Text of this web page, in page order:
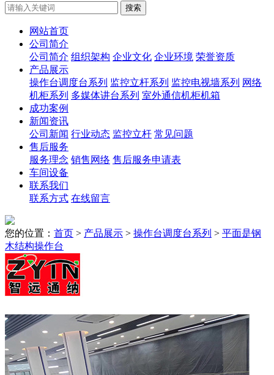
网站首页
公司简介
公司简介 组织架构 企业文化 企业环境 荣誉资质
产品展示
操作台调度台系列 监控立杆系列 监控电视墙系列 网络
机柜系列 多媒体讲台系列 室外通信机柜机箱
成功案例
新闻资讯
公司新闻 行业动态 监控立杆 常见问题
售后服务
服务理念 销售网络 售后服务申请表
车间设备
联系我们
联系方式 在线留言
您的位置： 首页 > 产品展示 > 操作台调度台系列 > 平面是钢
木结构操作台